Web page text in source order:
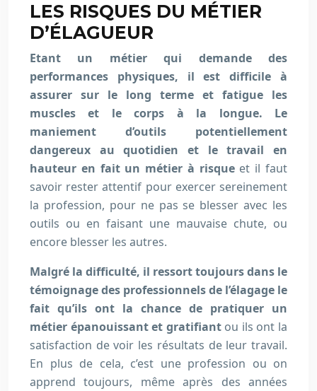
LES RISQUES DU MÉTIER
D’ÉLAGUEUR
Etant un métier qui demande des
performances physiques, il est difficile à
assurer sur le long terme et fatigue les
muscles et le corps à la longue. Le
maniement d’outils potentiellement
dangereux au quotidien et le travail en
hauteur en fait un métier à risqueet il faut
savoir rester attentif pour exercer sereinement
la profession, pour ne pas se blesser avec les
outils ou en faisant une mauvaise chute, ou
encore blesser les autres.
Malgré la difficulté, il ressort toujours dans le
témoignage des professionnels de l’élagage le
fait qu’ils ont la chance de pratiquer un
métier épanouissant et gratifiantou ils ont la
satisfaction de voir les résultats de leur travail.
En plus de cela, c’est une profession ou on
apprend toujours, même après des années